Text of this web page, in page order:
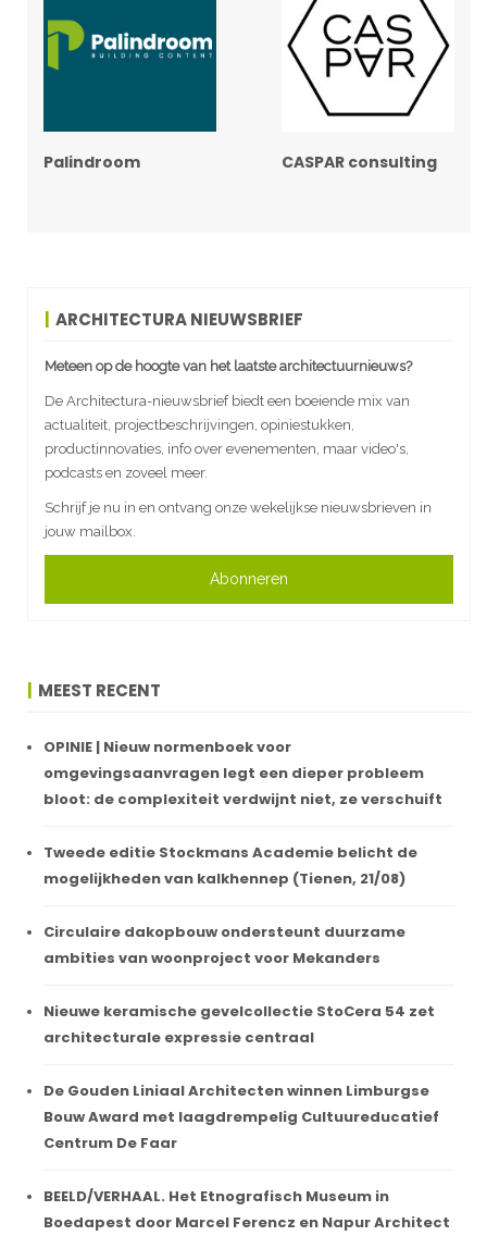
Palindroom CASPAR consulting
ARCHITECTURA NIEUWSBRIEF
Meteen op de hoogte van het laatste architectuurnieuws?
De Architectura-nieuwsbrief biedt een boeiende mix van
actualiteit, projectbeschrijvingen, opiniestukken,
productinnovaties, info over evenementen, maar video's,
podcasts en zoveel meer.
Schrijf je nu in en ontvang onze wekelijkse nieuwsbrieven in
jouw mailbox.
Abonneren
MEEST RECENT
OPINIE | Nieuw normenboek voor
omgevingsaanvragen legt een dieper probleem
bloot: de complexiteit verdwijnt niet, ze verschuift
Tweede editie Stockmans Academie belicht de
mogelijkheden van kalkhennep (Tienen, 21/08)
Circulaire dakopbouw ondersteunt duurzame
ambities van woonproject voor Mekanders
Nieuwe keramische gevelcollectie StoCera 54 zet
architecturale expressie centraal
De Gouden Liniaal Architecten winnen Limburgse
Bouw Award met laagdrempelig Cultuureducatief
Centrum De Faar
BEELD/VERHAAL. Het Etnografisch Museum in
Boedapest door Marcel Ferencz en Napur Architect